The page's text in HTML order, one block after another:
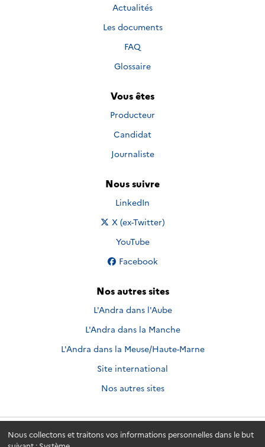
Nous collectons et traitons vos informations personnelles dans le but
Actualités
Les documents
FAQ
Glossaire
Vous êtes
Producteur
Candidat
Journaliste
Nous suivre
Nous suivre sur
LinkedIn
Nous suivre sur
X (ex-Twitter)
Nous suivre sur
YouTube
Nous suivre sur
Facebook
Nos autres sites
L'Andra dans l'Aube
L'Andra dans la Manche
L'Andra dans la Meuse/Haute-Marne
Site international
Nos autres sites
Andra.fr © 2026 - Andra. Tous droits réservés.